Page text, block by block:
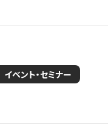
イベント・セミナー